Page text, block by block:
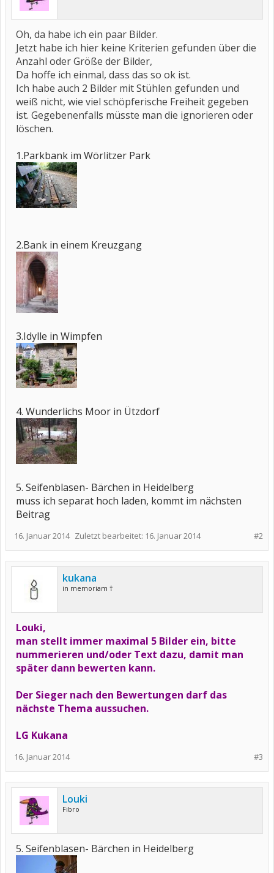
Oh, da habe ich ein paar Bilder.
Jetzt habe ich hier keine Kriterien gefunden über die
Anzahl oder Größe der Bilder,
Da hoffe ich einmal, dass das so ok ist.
Ich habe auch 2 Bilder mit Stühlen gefunden und
weiß nicht, wie viel schöpferische Freiheit gegeben
ist. Gegebenenfalls müsste man die ignorieren oder
löschen.
1.Parkbank im Wörlitzer Park
2.Bank in einem Kreuzgang
3.Idylle in Wimpfen
4. Wunderlichs Moor in Ützdorf
5. Seifenblasen- Bärchen in Heidelberg
muss ich separat hoch laden, kommt im nächsten
Beitrag
#2
16. Januar 2014 Zuletzt bearbeitet: 16. Januar 2014
kukana
in memoriam †
Louki,
man stellt immer maximal 5 Bilder ein, bitte
nummerieren und/oder Text dazu, damit man
später dann bewerten kann.
Der Sieger nach den Bewertungen darf das
nächste Thema aussuchen.
LG Kukana
#3
16. Januar 2014
Louki
Fibro
5. Seifenblasen- Bärchen in Heidelberg